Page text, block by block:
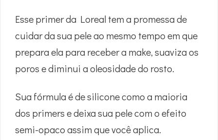
Esse primer da Loreal tem a promessa de
cuidar da sua pele ao mesmo tempo em que
prepara ela para receber a make, suaviza os
poros e diminui a oleosidade do rosto.
Sua fórmula é de silicone como a maioria
dos primers e deixa sua pele com o efeito
semi-opaco assim que você aplica.